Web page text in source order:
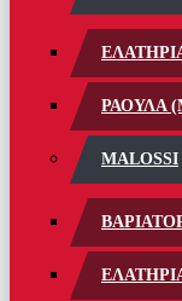
ΡΑΟΥΛΑ
MALOSSI